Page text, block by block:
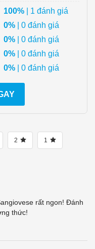
100% | 1 đánh giá
0% | 0 đánh giá
0% | 0 đánh giá
0% | 0 đánh giá
0% | 0 đánh giá
2 1
rất ngon! Đánh
thức!